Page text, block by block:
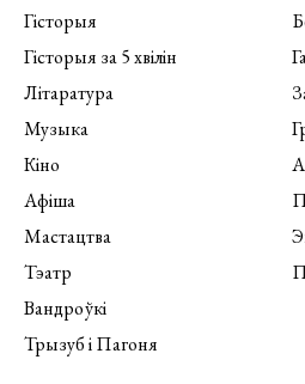
Гісторыя
Гісторыя за 5 хвілін
Літаратура
Музыка
Кіно
Афіша
Мастацтва
Тэатр
Вандроўкі
Трызуб і Пагоня